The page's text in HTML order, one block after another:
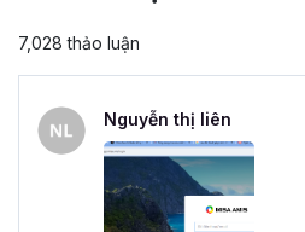
7,028 thảo luận
Nguyễn thị liên